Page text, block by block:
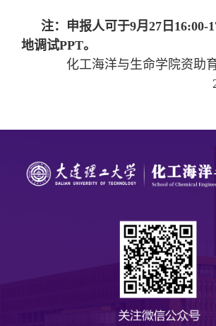
注：申报人可于9月27日16:00-
地调试PPT。
化工海洋与生命学院资助